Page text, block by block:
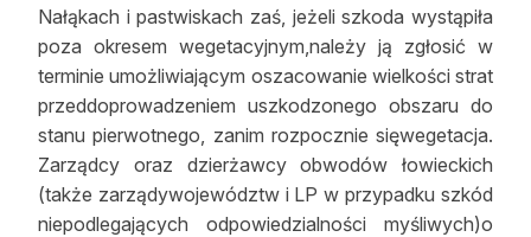
Zostań autorem
Archiwum
Kontakt
Nałąkach i pastwiskach zaś, jeżeli szkoda wystąpiła
poza okresem wegetacyjnym,należy ją zgłosić w
terminie umożliwiającym oszacowanie wielkości strat
przeddoprowadzeniem uszkodzonego obszaru do
stanu pierwotnego, zanim rozpocznie sięwegetacja.
Zarządcy oraz dzierżawcy obwodów łowieckich
(także zarządywojewództw i LP w przypadku szkód
niepodlegających odpowiedzialności myśliwych)o